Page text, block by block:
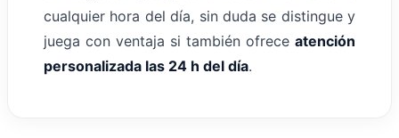
cualquier hora del día, sin duda se distingue y
juega con ventaja si también ofrece atención
personalizada las 24 h del día.